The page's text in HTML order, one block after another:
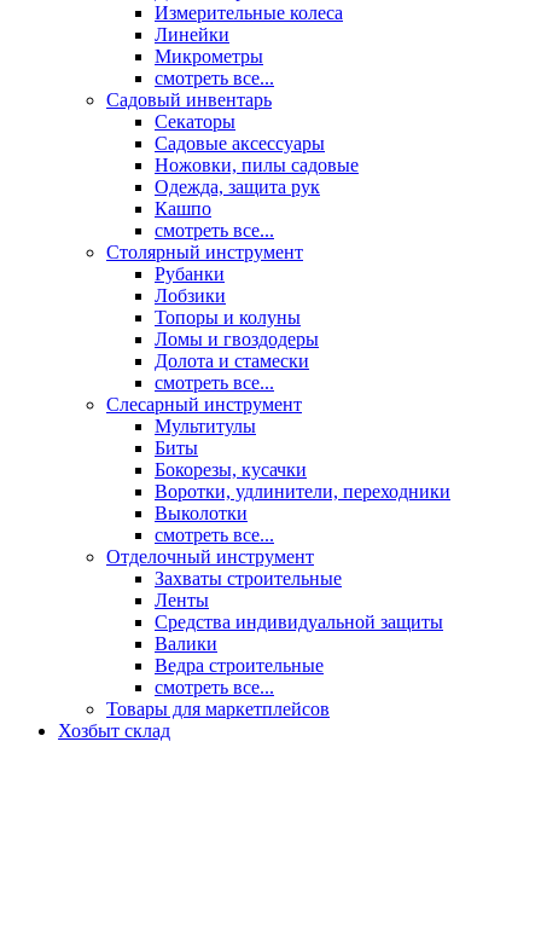
Измерительные колеса
Линейки
Микрометры
смотреть все...
Садовый инвентарь
Секаторы
Садовые аксессуары
Ножовки, пилы садовые
Одежда, защита рук
Кашпо
смотреть все...
Столярный инструмент
Рубанки
Лобзики
Топоры и колуны
Ломы и гвоздодеры
Долота и стамески
смотреть все...
Слесарный инструмент
Мультитулы
Биты
Бокорезы, кусачки
Воротки, удлинители, переходники
Выколотки
смотреть все...
Отделочный инструмент
Захваты строительные
Ленты
Средства индивидуальной защиты
Валики
Ведра строительные
смотреть все...
Товары для маркетплейсов
Хозбыт склад